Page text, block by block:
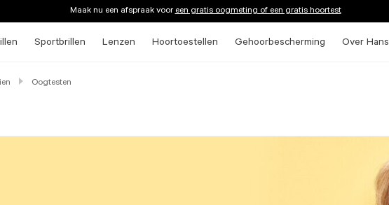
Maak nu een afspraak vooreen gratis oogmeting of een gratis hoortest
Sportbrillen Lenzen Hoortoestellen Gehoorbescherming Over Hans
Oogtesten